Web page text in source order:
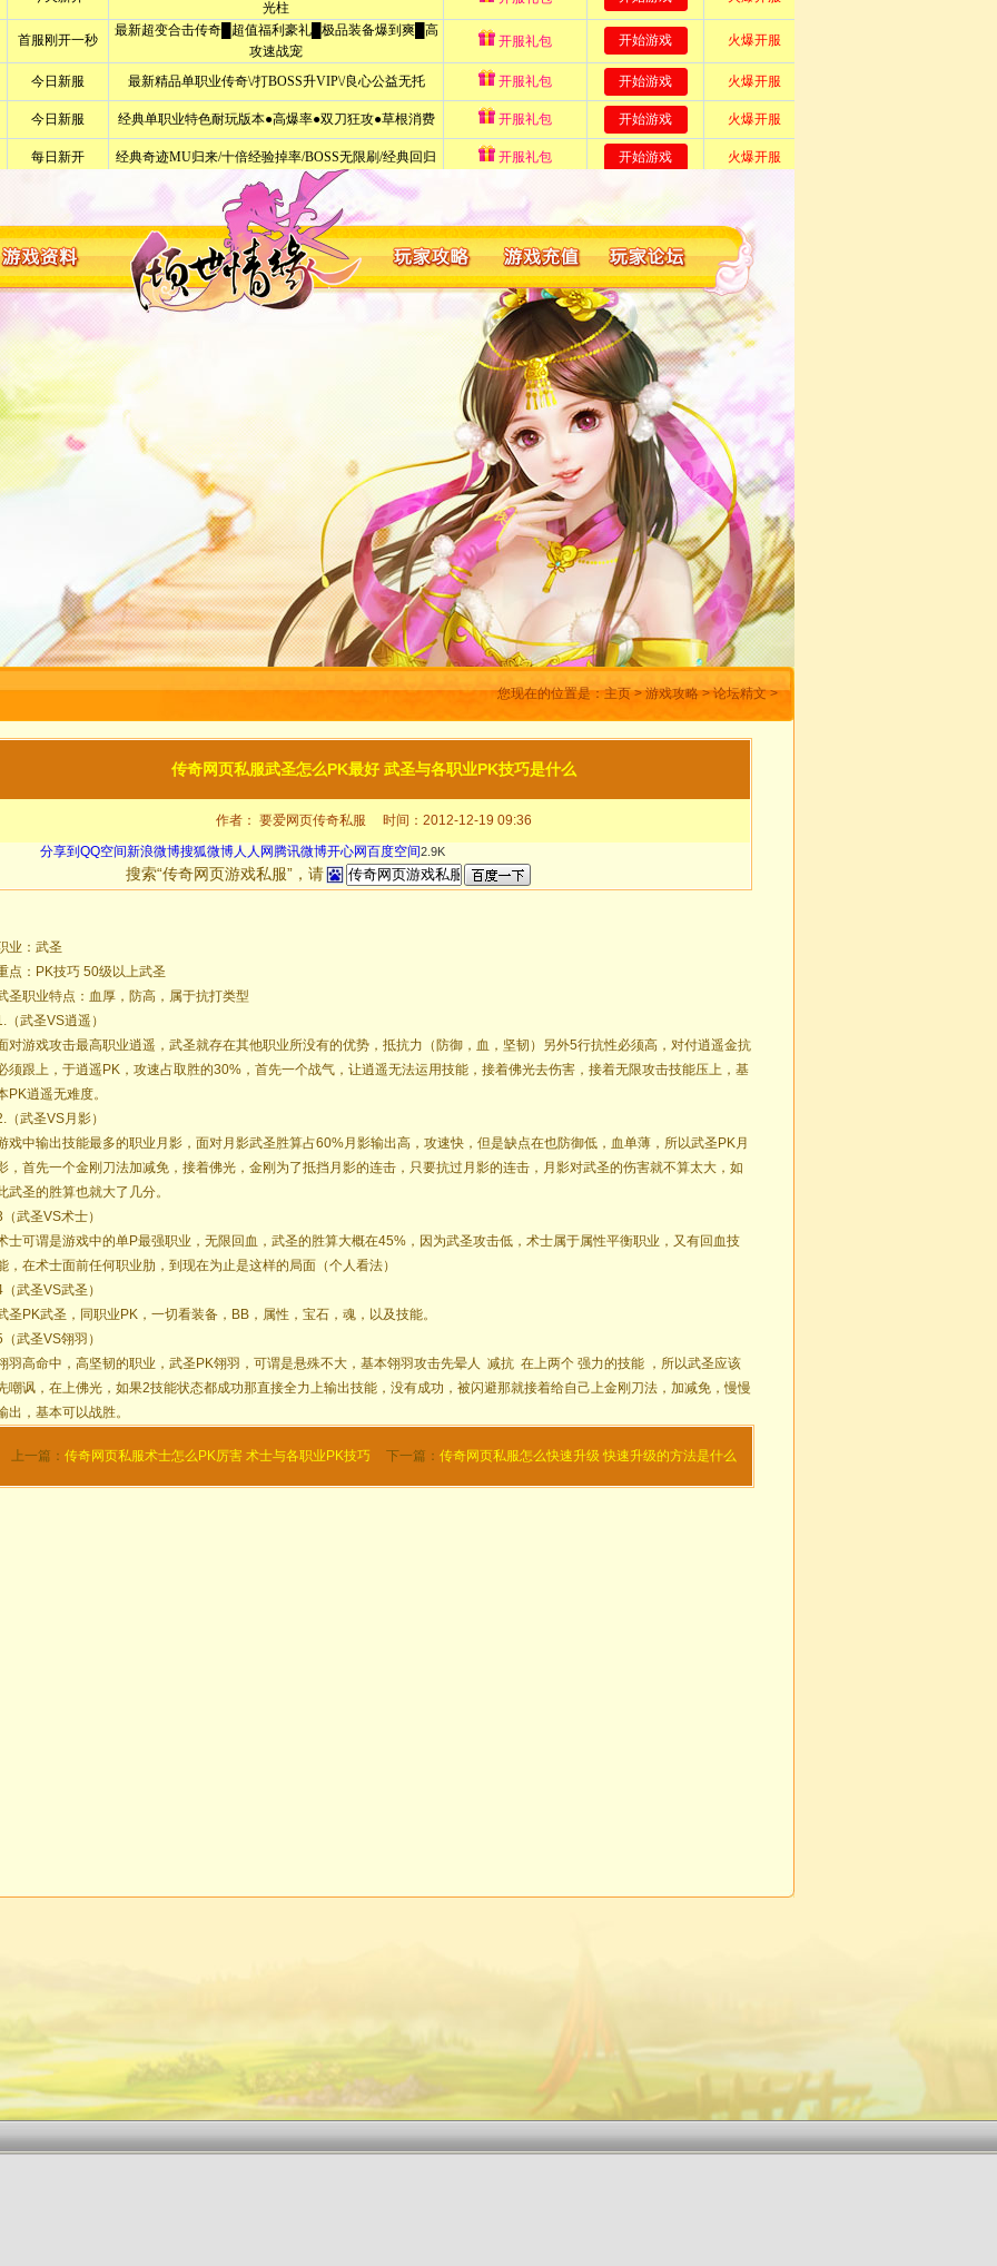
您现在的位置是：主页>游戏攻略>论坛精文>
传奇网页私服武圣怎么PK最好 武圣与各职业PK技巧是什么
作者： 要爱网页传奇私服 时间：2012-12-19 09:36
分享到 QQ空间新浪微博搜狐微博人人网 腾讯微博开心网百度空间2.9K
搜索“传奇网页游戏私服”，请
业：武圣
点：PK技巧 50级以上武圣
圣职业特点：血厚，防高，属于抗打类型
（武圣VS逍遥）
对游戏攻击最高职业逍遥，武圣就存在其他职业所没有的优势，抵抗力（防御，血，坚韧）另外5行抗性必须高，对付逍遥金抗
须跟上，于逍遥PK，攻速占取胜的30%，首先一个战气，让逍遥无法运用技能，接着佛光去伤害，接着无限攻击技能压上，基
PK逍遥无难度。
（武圣VS月影）
戏中输出技能最多的职业月影，面对月影武圣胜算占60%月影输出高，攻速快，但是缺点在也防御低，血单薄，所以武圣PK月
，首先一个金刚刀法加减免，接着佛光，金刚为了抵挡月影的连击，只要抗过月影的连击，月影对武圣的伤害就不算太大，如
武圣的胜算也就大了几分。
武圣VS术士）
士可谓是游戏中的单P最强职业，无限回血，武圣的胜算大概在45%，因为武圣攻击低，术士属于属性平衡职业，又有回血技
，在术士面前任何职业肋，到现在为止是这样的局面（个人看法）
武圣VS武圣）
圣PK武圣，同职业PK，一切看装备，BB，属性，宝石，魂，以及技能。
武圣VS翎羽）
羽高命中，高坚韧的职业，武圣PK翎羽，可谓是悬殊不大，基本翎羽攻击先晕人 减抗 在上两个 强力的技能 ，所以武圣应该
嘲讽，在上佛光，如果2技能状态都成功那直接全力上输出技能，没有成功，被闪避那就接着给自己上金刚刀法，加减免，慢慢
出，基本可以战胜。
上一篇： 传奇网页私服术士怎么PK厉害 术士与各职业PK技巧 下一篇： 传奇网页私服怎么快速升级 快速升级的方法是什么